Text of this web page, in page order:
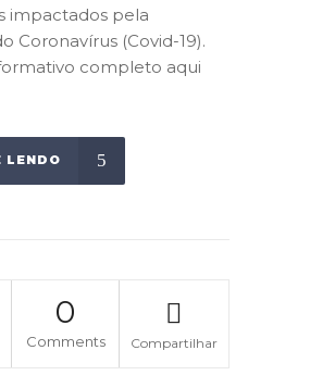
impactados pela
Coronavírus (Covid-19).
completo aqui
LENDO
0
Comments Compartilhar